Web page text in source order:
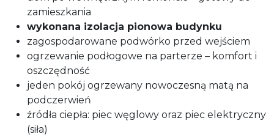
zamieszkania
wykonana izolacja pionowa budynku
zagospodarowane podwórko przed wejściem
ogrzewanie podłogowe na parterze – komfort i
oszczędność
jeden pokój ogrzewany nowoczesną matą na
podczerwień
źródła ciepła: piec węglowy oraz piec elektryczny
(siła)